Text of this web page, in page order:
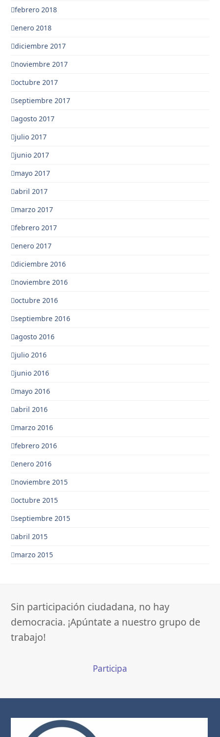
febrero 2018
enero 2018
diciembre 2017
noviembre 2017
octubre 2017
septiembre 2017
agosto 2017
julio 2017
junio 2017
mayo 2017
abril 2017
marzo 2017
febrero 2017
enero 2017
diciembre 2016
noviembre 2016
octubre 2016
septiembre 2016
agosto 2016
julio 2016
junio 2016
mayo 2016
abril 2016
marzo 2016
febrero 2016
enero 2016
noviembre 2015
octubre 2015
septiembre 2015
abril 2015
marzo 2015
Sin participación ciudadana, no hay
democracia. ¡Apúntate a nuestro grupo de
trabajo!
Participa